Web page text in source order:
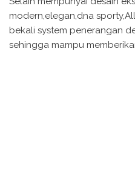
modern,elegan,dna
bekali system penerangan
sehingga mampu